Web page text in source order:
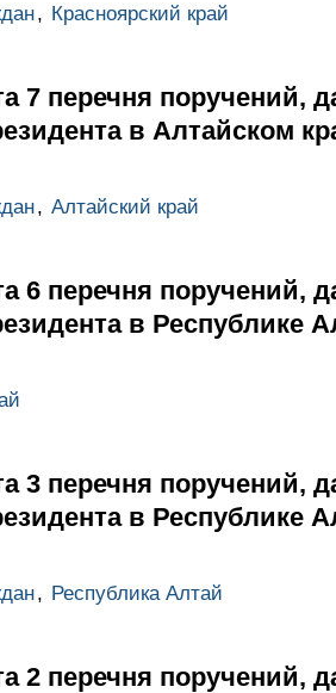
, Красноярский край
7 перечня поручений,
в Алтайском
, Алтайский край
6 перечня поручений,
в Республике
3 перечня поручений,
в Республике
, Республика Алтай
2 перечня поручений,